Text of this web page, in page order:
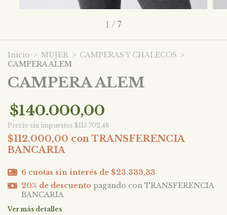
1 / 7
Inicio > MUJER > CAMPERAS Y CHALECOS >
CAMPERA ALEM
CAMPERA ALEM
$140.000,00
Precio sin impuestos $115.702,48
$112.000,00 conTRANSFERENCIA
BANCARIA
6 cuotas sin interés de $23.333,33
20% de descuento pagando con TRANSFERENCIA
BANCARIA
Ver más detalles